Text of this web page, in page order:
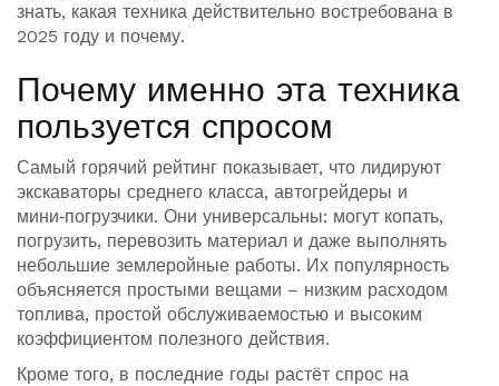
знать, какая техника действительно востребована в
2025 году и почему.
Почему именно эта техника
пользуется спросом
Самый горячий рейтинг показывает, что лидируют
экскаваторы среднего класса, автогрейдеры и
мини‑погрузчики. Они универсальны: могут копать,
погрузить, перевозить материал и даже выполнять
небольшие землеройные работы. Их популярность
объясняется простыми вещами – низким расходом
топлива, простой обслуживаемостью и высоким
коэффициентом полезного действия.
Кроме того, в последние годы растёт спрос на